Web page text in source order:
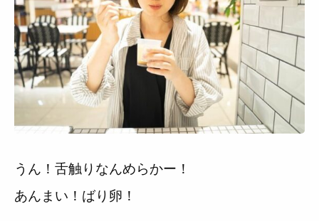
うん！舌触りなんめらかー！
あんまい！ばり卵！